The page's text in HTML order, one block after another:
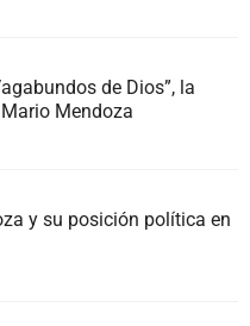
de Dios”, la
Mendoza
y su posición política en